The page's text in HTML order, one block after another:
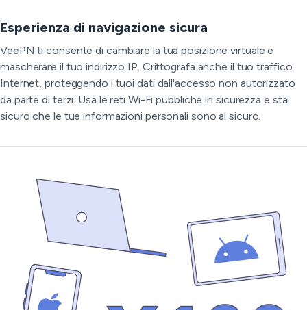
Esperienza di navigazione sicura
VeePN ti consente di cambiare la tua posizione virtuale e
mascherare il tuo indirizzo IP. Crittografa anche il tuo traffico
Internet, proteggendo i tuoi dati dall'accesso non autorizzato
da parte di terzi. Usa le reti Wi-Fi pubbliche in sicurezza e stai
sicuro che le tue informazioni personali sono al sicuro.